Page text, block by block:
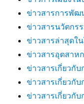
ข่าวสารการพั
ข่าวสารนวัตกร
ข่าวสารล่าสุดใ
ข่าวสารอุตสาห
ข่าวสารเกี่ยวกั
ข่าวสารเกี่ยวกั
ข่าวสารเกี่ยวกับ